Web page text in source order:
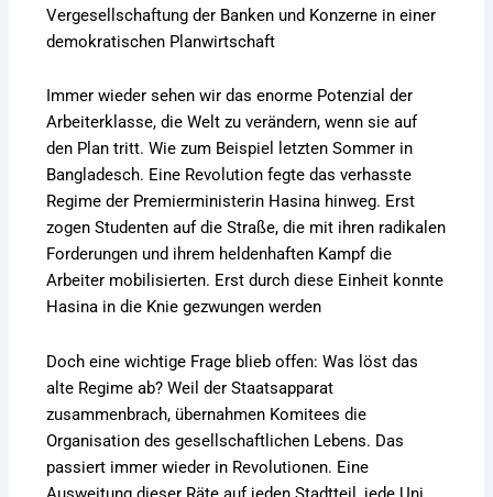
Vergesellschaftung der Banken und Konzerne in einer
demokratischen Planwirtschaft
Immer wieder sehen wir das enorme Potenzial der
Arbeiterklasse, die Welt zu verändern, wenn sie auf
den Plan tritt. Wie zum Beispiel letzten Sommer in
Bangladesch. Eine Revolution fegte das verhasste
Regime der Premierministerin Hasina hinweg. Erst
zogen Studenten auf die Straße, die mit ihren radikalen
Forderungen und ihrem heldenhaften Kampf die
Arbeiter mobilisierten. Erst durch diese Einheit konnte
Hasina in die Knie gezwungen werden
Doch eine wichtige Frage blieb offen: Was löst das
alte Regime ab? Weil der Staatsapparat
zusammenbrach, übernahmen Komitees die
Organisation des gesellschaftlichen Lebens. Das
passiert immer wieder in Revolutionen. Eine